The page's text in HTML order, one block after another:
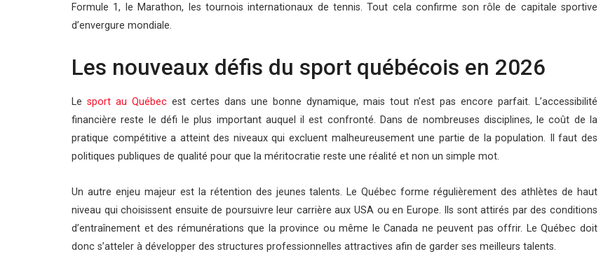
Formule 1, le Marathon, les tournois internationaux de tennis. Tout cela confirme son rôle de capitale sportive
d’envergure mondiale.
Les nouveaux défis du sport québécois en 2026
Le sport au Québec est certes dans une bonne dynamique, mais tout n’est pas encore parfait. L’accessibilité
financière reste le défi le plus important auquel il est confronté. Dans de nombreuses disciplines, le coût de la
pratique compétitive a atteint des niveaux qui excluent malheureusement une partie de la population. Il faut des
politiques publiques de qualité pour que la méritocratie reste une réalité et non un simple mot.
Un autre enjeu majeur est la rétention des jeunes talents. Le Québec forme régulièrement des athlètes de haut
niveau qui choisissent ensuite de poursuivre leur carrière aux USA ou en Europe. Ils sont attirés par des conditions
d’entraînement et des rémunérations que la province ou même le Canada ne peuvent pas offrir. Le Québec doit
donc s’atteler à développer des structures professionnelles attractives afin de garder ses meilleurs talents.